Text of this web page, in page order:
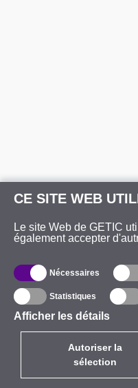
CE SITE WEB
Le site Web de GETIC
également accepter
Nécessaires
Statistiques
Afficher les détails
Autoriser la
sélection